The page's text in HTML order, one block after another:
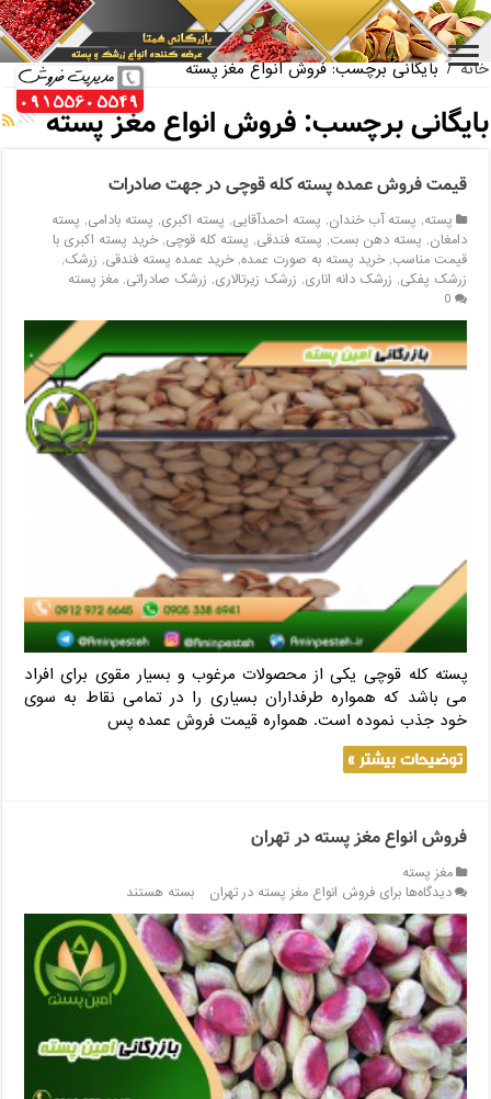
بازار فروش پسته اکبری بسته بندی
خانه / بایگانی برچسب: فروش انواع مغز پسته
بایگانی برچسب:فروش انواع مغز پسته
قیمت فروش عمده پسته کله قوچی در جهت صادرات
پسته, پسته آب خندان, پسته احمدآقایی, پسته اکبری, پسته بادامی, پسته
دامغان, پسته دهن بست, پسته فندقی, پسته کله قوچی,خرید پسته اکبری با
قیمت مناسب,خرید پسته به صورت عمده,خرید عمده پسته فندقی, زرشک,
زرشک پفکی, زرشک دانه اناری, زرشک زیرتالاری, زرشک صادراتی,مغز پسته
0
پسته کله قوچی یکی از محصولات مرغوب و بسیار مقوی برای افراد
می باشد که همواره طرفداران بسیاری را در تمامی نقاط به سوی
خود جذب نموده است. همواره قیمت فروش عمده پس
توضیحات بیشتر »
فروش انواع مغز پسته در تهران
مغز پسته
دیدگاه‌هابرای فروش انواع مغز پسته در تهران بسته هستند